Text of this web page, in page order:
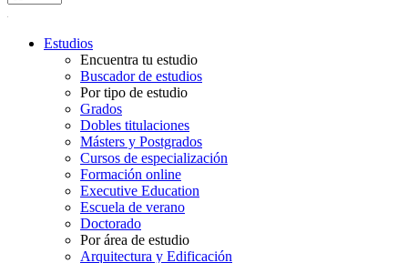
Estudios
Encuentra tu estudio
Buscador de estudios
Por tipo de estudio
Grados
Dobles titulaciones
Másters y Postgrados
Cursos de especialización
Formación online
Executive Education
Escuela de verano
Doctorado
Por área de estudio
Arquitectura y Edificación